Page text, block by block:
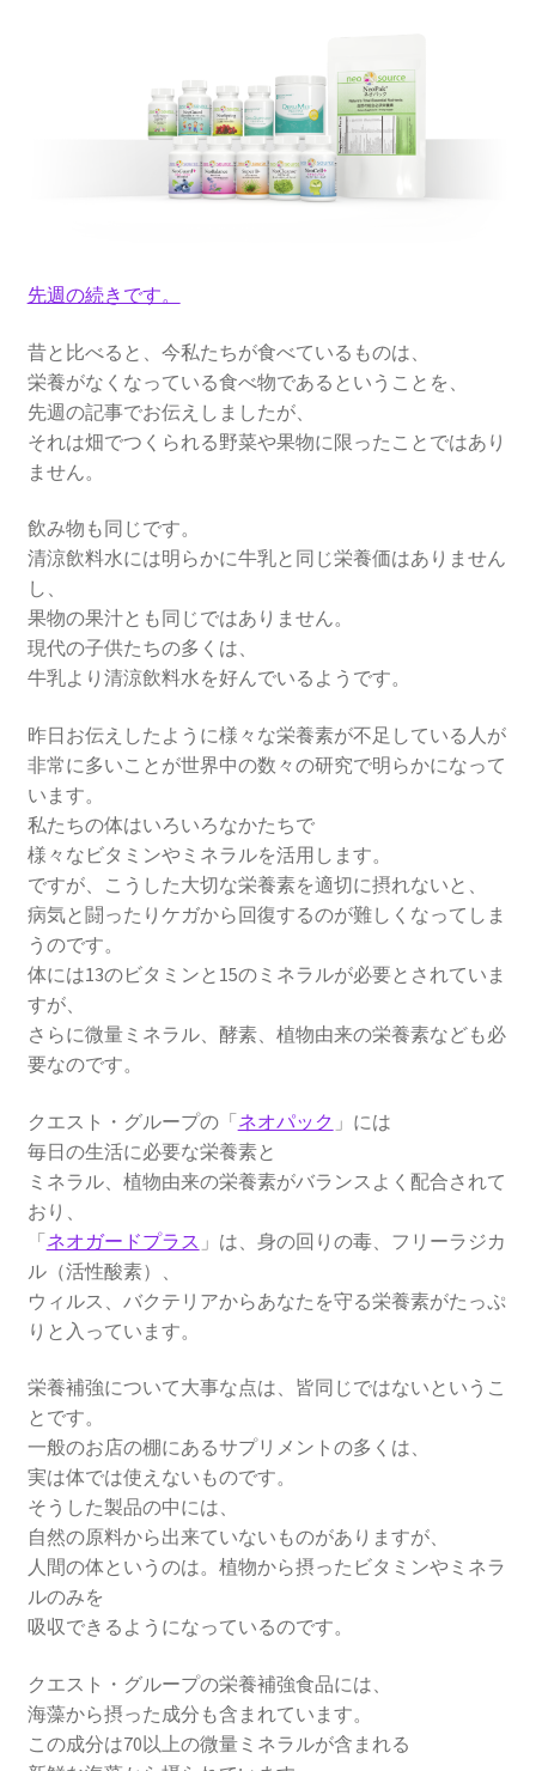
先週の続きです。
昔と比べると、今私たちが食べているものは、
栄養がなくなっている食べ物であるということを、
先週の記事でお伝えしましたが、
それは畑でつくられる野菜や果物に限ったことではあり
ません。
飲み物も同じです。
清涼飲料水には明らかに牛乳と同じ栄養価はありません
し、
果物の果汁とも同じではありません。
現代の子供たちの多くは、
牛乳より清涼飲料水を好んでいるようです。
昨日お伝えしたように様々な栄養素が不足している人が
非常に多いことが世界中の数々の研究で明らかになって
います。
私たちの体はいろいろなかたちで
様々なビタミンやミネラルを活用します。
ですが、こうした大切な栄養素を適切に摂れないと、
病気と闘ったりケガから回復するのが難しくなってしま
うのです。
体には13のビタミンと15のミネラルが必要とされていま
すが、
さらに微量ミネラル、酵素、植物由来の栄養素なども必
要なのです。
クエスト・グループの「ネオパック 」には
毎日の生活に必要な栄養素と
ミネラル、植物由来の栄養素がバランスよく配合されて
おり、
「ネオガードプラス 」は、身の回りの毒、フリーラジカ
ル（活性酸素）、
ウィルス、バクテリアからあなたを守る栄養素がたっぷ
りと入っています。
栄養補強について大事な点は、皆同じではないというこ
とです。
一般のお店の棚にあるサプリメントの多くは、
実は体では使えないものです。
そうした製品の中には、
自然の原料から出来ていないものがありますが、
人間の体というのは。植物から摂ったビタミンやミネラ
ルのみを
吸収できるようになっているのです。
クエスト・グループの栄養補強食品には、
海藻から摂った成分も含まれています。
この成分は70以上の微量ミネラルが含まれる